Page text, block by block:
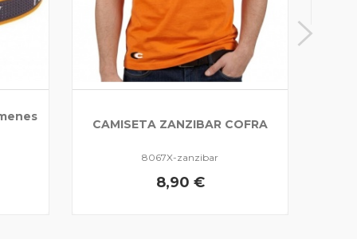
CAMISETA ZANZIBAR COFRA
8067X-zanzibar
8,90 €